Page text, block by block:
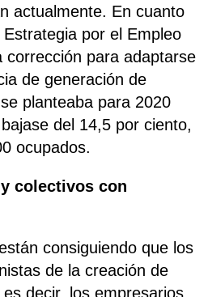
actualmente. En cuanto
por el Empleo
corrección para adaptarse
de generación de
planteaba para 2020
del 14,5 por ciento,
ocupados.
colectivos con
consiguiendo que los
de la creación de
decir, los empresarios,